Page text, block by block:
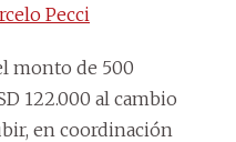
Pecci
monto de 500
122.000 al cambio
en coordinación